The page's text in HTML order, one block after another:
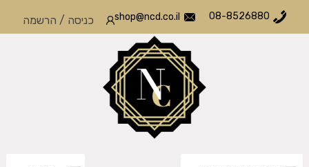
08-8526880
shop@ncd.co.il כניסה / הרשמה